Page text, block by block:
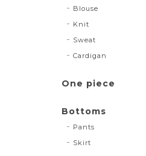
Blouse
Knit
Sweat
Cardigan
One piece
Bottoms
Pants
Skirt